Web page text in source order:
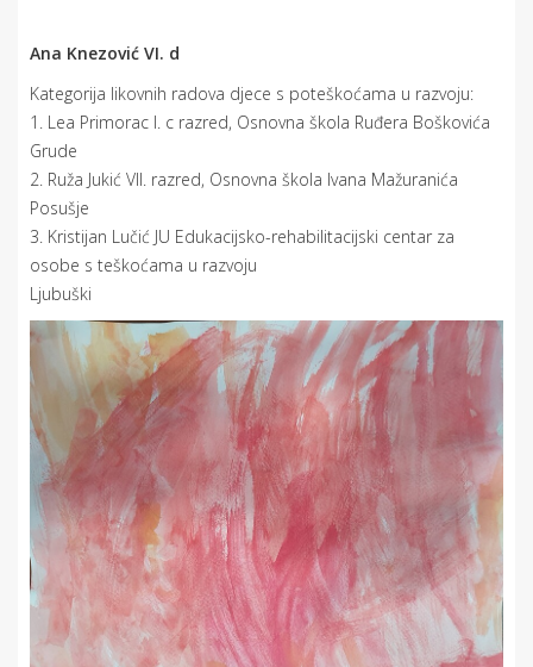
Ana Knezović VI. d
Kategorija likovnih radova djece s poteškoćama u razvoju:
1. Lea Primorac I. c razred, Osnovna škola Ruđera Boškovića
Grude
2. Ruža Jukić VII. razred, Osnovna škola Ivana Mažuranića
Posušje
3. Kristijan Lučić JU Edukacijsko-rehabilitacijski centar za
osobe s teškoćama u razvoju
Ljubuški